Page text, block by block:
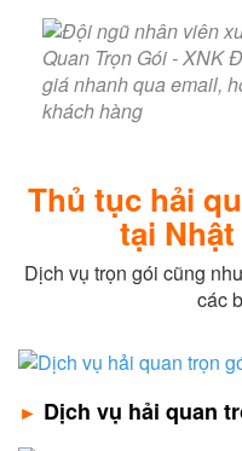
Thủ tục hải
tại
Dịch vụ trọn gói cũng
các
► Dịch vụ hải quan